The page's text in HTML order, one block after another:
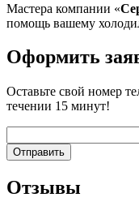
Мастера компании «
помощь вашему
Оформить
Оставьте свой номер
течении 15 минут!
Отправить
Отзывы